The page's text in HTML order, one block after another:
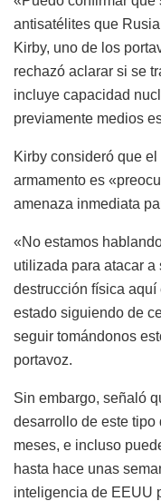
antisatélites que
Kirby, uno de los
rechazó aclarar si se
incluye capacidad
previamente medios
Kirby consideró que
armamento es
amenaza inmediata
«No estamos
utilizada para atacar a
destrucción física aquí
estado siguiendo de
seguir tomándonos
portavoz.
Sin embargo, señaló
desarrollo de este tipo
meses, e incluso
hasta hace unas
inteligencia de EEUU